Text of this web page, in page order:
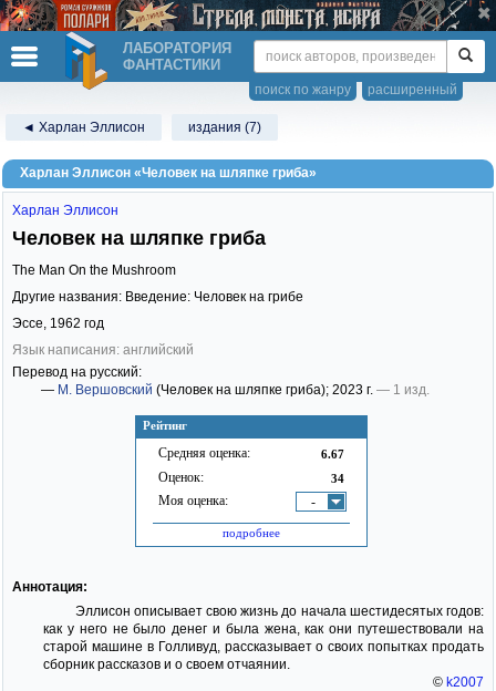
ЛАБОРАТОРИЯ
ФАНТАСТИКИ
расширенный
поиск по жанру
◄ Харлан Эллисон издания (7)
Харлан Эллисон «Человек на шляпке гриба»
Рейтинг
Средняя оценка: 6.67
Оценок: 34
Моя оценка: -
подробнее
Харлан Эллисон
Человек на шляпке гриба
The Man On the Mushroom
Другие названия: Введение: Человек на грибе
Эссе, 1962 год
Язык написания: английский
Перевод на русский:
— М. Вершовский (Человек на шляпке гриба); 2023 г. — 1 изд.
Аннотация:
Эллисон описывает свою жизнь до начала шестидесятых годов:
как у него не было денег и была жена, как они путешествовали на
старой машине в Голливуд, рассказывает о своих попытках продать
сборник рассказов и о своем отчаянии.
© k2007